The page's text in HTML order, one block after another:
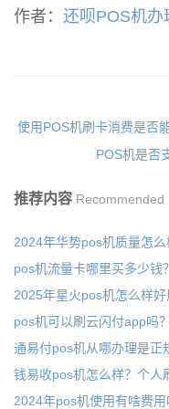
作者： 还呗POS机办
使用POS机刷卡消费是否
POS机是否
推荐内容 Recommended
2024年华势pos机质量怎
pos机流量卡哪里买多少钱
2025年星火pos机怎么样好
钱易收pos机怎么样？个人
2024年pos机使用有啥费用